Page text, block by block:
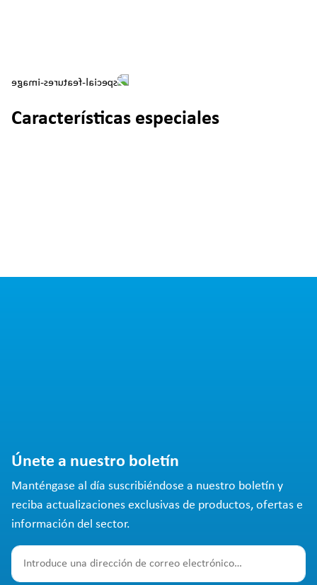
Características especiales
Únete a nuestro boletín
Manténgase al día suscribiéndose a nuestro boletín y
reciba actualizaciones exclusivas de productos, ofertas e
información del sector.